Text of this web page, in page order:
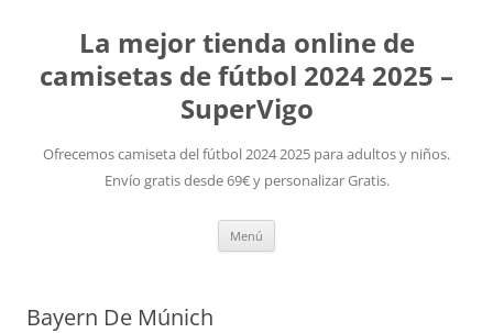
La mejor tienda online de
camisetas de fútbol 2024 2025 –
SuperVigo
Ofrecemos camiseta del fútbol 2024 2025 para adultos y niños.
Envío gratis desde 69€ y personalizar Gratis.
Menú
Bayern De Múnich